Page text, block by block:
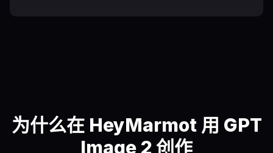
为什么在 HeyMarmot 用 GPT
Image 2 创作